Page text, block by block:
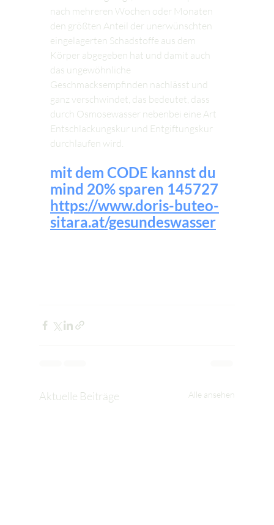
nach mehreren Wochen oder Monaten
den größten Anteil der unerwünschten
eingelagerten Schadstoffe aus dem
Körper abgegeben hat und damit auch
das ungewöhnliche
Geschmacksempfinden nachlässt und
ganz verschwindet, das bedeutet, dass
durch Osmosewasser nebenbei eine Art
Entschlackungskur und Entgiftungskur
durchlaufen wird.
mit dem CODE kannst du
mind 20% sparen 145727
https://www.doris-buteo-
sitara.at/gesundeswasser
Aktuelle Beiträge Alle ansehen